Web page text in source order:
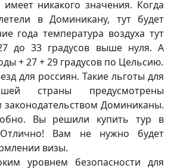
никакого значения. Когда
в Доминикану, тут будет
года температура воздуха тут
до 33 градусов выше нуля. А
+ 27 + 29 градусов по Цельсию.
для россиян. Такие льготы для
страны предусмотрены
Доминиканы.
Вы решили купить тур в
Отлично! Вам не нужно будет
визы.
уровнем безопасности для